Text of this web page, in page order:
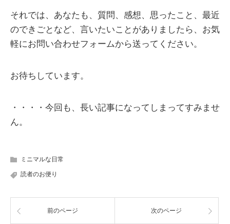
それでは、あなたも、質問、感想、思ったこと、最近
のできごとなど、言いたいことがありましたら、お気
軽にお問い合わせフォームから送ってください。
お待ちしています。
・・・・今回も、長い記事になってしまってすみませ
ん。
ミニマルな日常
読者のお便り
前のページ 次のページ